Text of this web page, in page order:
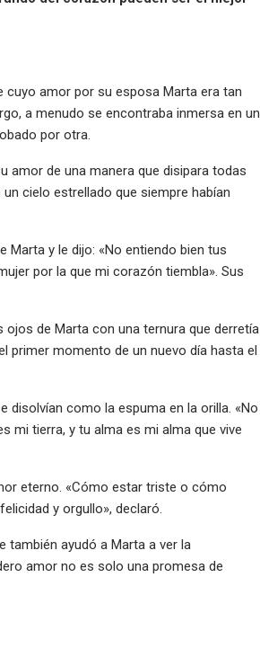
cuyo amor por su esposa Marta era tan
a menudo se encontraba inmersa en un
por otra.
amor de una manera que disipara todas
cielo estrellado que siempre habían
y le dijo: «No entiendo bien tus
por la que mi corazón tiembla». Sus
ojos de Marta con una ternura que derretía
primer momento de un nuevo día hasta el
disolvían como la espuma en la orilla. «No
mi tierra, y tu alma es mi alma que vive
eterno. «Cómo estar triste o cómo
y orgullo», declaró.
también ayudó a Marta a ver la
amor no es solo una promesa de